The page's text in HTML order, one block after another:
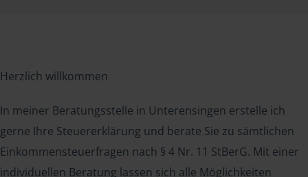
Herzlich willkommen
In meiner Beratungsstelle in Unterensingen erstelle ich
gerne Ihre Steuererklärung und berate Sie zu sämtlichen
Einkommensteuerfragen nach § 4 Nr. 11 StBerG. Mit einer
individuellen Beratung lassen sich alle Möglichkeiten